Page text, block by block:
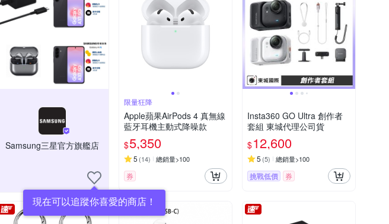
Samsung三星官方旗艦店
現在可以追蹤你喜愛的商店！
限量狂降
Apple蘋果AirPods 4 真無線
藍牙耳機主動式降噪款
$5,350
5 (14) 總銷量>100
券
Insta360 GO Ultra 創作者
套組 東城代理公司貨
$12,600
5 (5) 總銷量>100
挑戰低價 券